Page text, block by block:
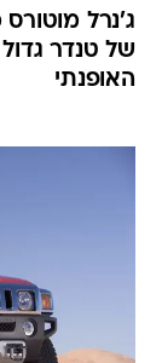
ג'נרל
האופנתי